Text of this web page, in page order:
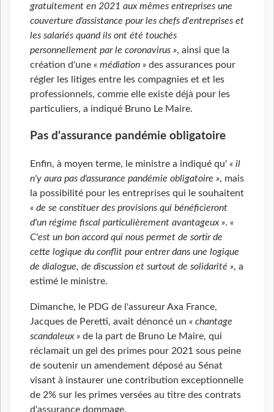
gratuitement en 2021 aux mêmes entreprises une
couverture d'assistance pour les chefs d'entreprises et
les salariés quand ils ont été touchés
personnellement par le coronavirus », ainsi que la
création d'une « médiation » des assurances pour
régler les litiges entre les compagnies et et les
professionnels, comme elle existe déjà pour les
particuliers, a indiqué Bruno Le Maire.
Pas d'assurance pandémie obligatoire
Enfin, à moyen terme, le ministre a indiqué qu' « il
n'y aura pas d'assurance pandémie obligatoire », mais
la possibilité pour les entreprises qui le souhaitent
« de se constituer des provisions qui bénéficieront
d'un régime fiscal particulièrement avantageux ». «
C'est un bon accord qui nous permet de sortir de
cette logique du conflit pour entrer dans une logique
de dialogue, de discussion et surtout de solidarité », a
estimé le ministre.
Dimanche, le PDG de l'assureur Axa France,
Jacques de Peretti, avait dénoncé un « chantage
scandaleux » de la part de Bruno Le Maire, qui
réclamait un gel des primes pour 2021 sous peine
de soutenir un amendement déposé au Sénat
visant à instaurer une contribution exceptionnelle
de 2% sur les primes versées au titre des contrats
d'assurance dommage.